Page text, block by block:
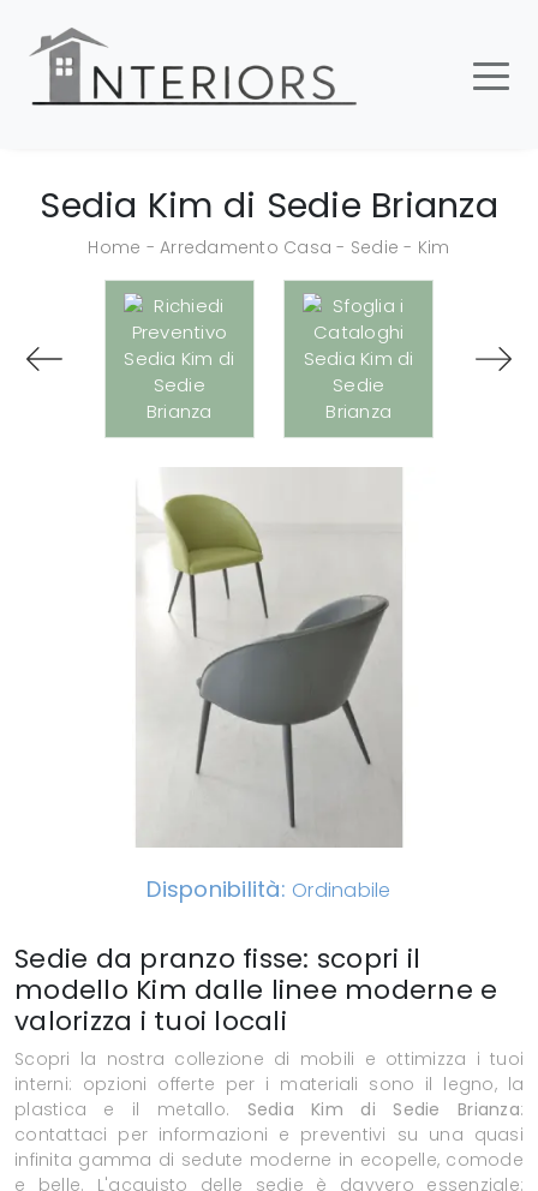
Sedia Kim di Sedie Brianza
Home -Arredamento Casa - Sedie - Kim
Disponibilità: Ordinabile
Sedie da pranzo fisse: scopri il
modello Kim dalle linee moderne e
valorizza i tuoi locali
Scopri la nostra collezione di mobili e ottimizza i tuoi
interni: opzioni offerte per i materiali sono il legno, la
plastica e il metallo. Sedia Kim di Sedie Brianza:
contattaci per informazioni e preventivi su una quasi
infinita gamma di sedute moderne in ecopelle, comode
e belle. L'acquisto delle sedie è davvero essenziale: